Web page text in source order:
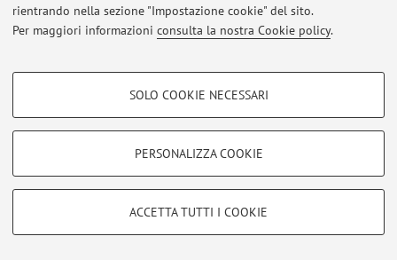
rientrando nella sezione "Impostazione cookie" del sito.
Per maggiori informazioni consulta la nostra Cookie policy.
COOKIE DI PROFILAZIONE - FACOLTATIVI
COOKIE TECNICI - NECESSARI
Si tratta di cookie tecnici utilizzati, a titolo esemplificativo, per il corretto
SOLO COOKIE NECESSARI
PERSONALIZZA COOKIE
ACCETTA TUTTI I COOKIE